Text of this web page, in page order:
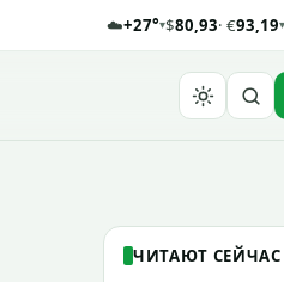
☁️+27°▾$80,93· €93,19▾
ЧИТАЮТ СЕЙЧАС